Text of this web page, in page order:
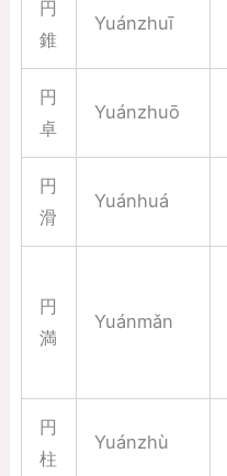
円
錐
Yuánzhuī
円
卓
Yuánzhuō
円
滑
Yuánhuá
円
満
Yuánmǎn
円
柱
Yuánzhù